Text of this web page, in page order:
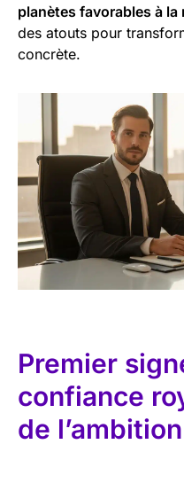
planètes favorables à la
des atouts pour
concrète.
Premier
confiance
de l’ambition